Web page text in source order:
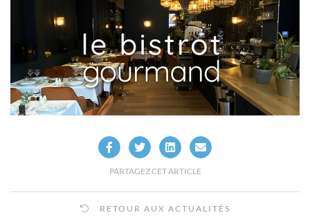
PARTAGEZ CET ARTICLE
RETOUR AUX ACTUALITÉS